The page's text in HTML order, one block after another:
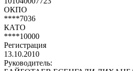
ОКПО
****7036
КАТО
****10000
Регистрация
13.10.2010
Руководитель: